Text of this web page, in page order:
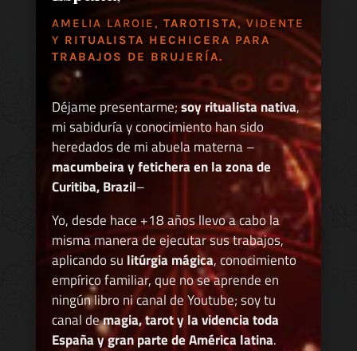
AMELIA LAROIE, TAROTISTA, VIDENTE
Y RITUALISTA HECHICERA PARA
TRABAJOS DE BRUJERÍA.
Déjame presentarme;soy ritualista nativa,
mi sabiduría y conocimiento han sido
heredados de mi abuela materna –
macumbeira y fetichera en la zona de
Curitiba, Brazil–
Yo, desde hace +18 años llevo a cabo la
misma manera de ejecutar sus trabajos,
aplicando su litúrgia mágica, conocimiento
empírico familiar, que no se aprende en
ningún libro ni canal de Youtube; soy tu
canal demagia, tarot y la videncia toda
España y gran parte de América latina.